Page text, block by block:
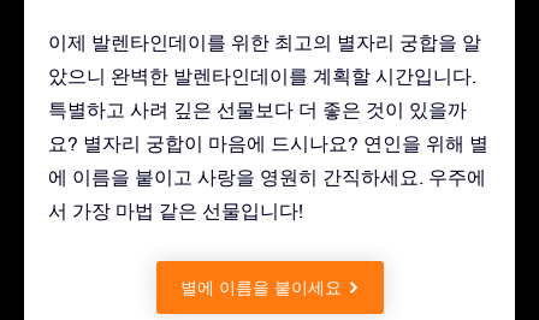
이제 발렌타인데이를 위한 최고의 별자리 궁합을 알
았으니 완벽한 발렌타인데이를 계획할 시간입니다.
특별하고 사려 깊은 선물보다 더 좋은 것이 있을까
요? 별자리 궁합이 마음에 드시나요? 연인을 위해 별
에 이름을 붙이고 사랑을 영원히 간직하세요. 우주에
서 가장 마법 같은 선물입니다!
별에 이름을 붙이세요